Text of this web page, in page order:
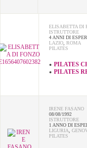
ELISABETTA DI
ISTRUTTORE
4 ANNI DI
LAZIO, ROMA
PILATES
PILATES
PILATES
IRENE FASANO
08/08/1992
ISTRUTTORE
1 ANNO DI
LIGURIA
PILATES